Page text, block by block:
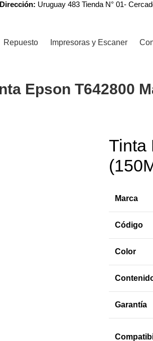
Dirección: Uruguay 483 Tienda N° 01-
Repuesto Impresoras y Escaner
Epson T642800
Tinta
Marca
Código
Color
Garantía